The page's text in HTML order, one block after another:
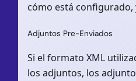
cómo está
Adjuntos Pre-Enviados
Si el formato XML
los adjuntos, los